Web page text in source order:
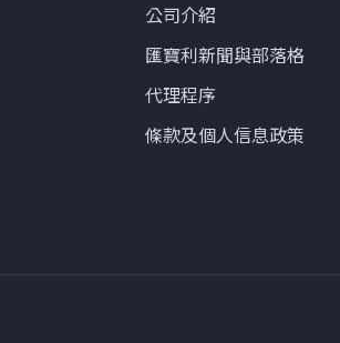
公司介紹
匯寶利新聞與部落格
代理程序
條款及個人信息政策